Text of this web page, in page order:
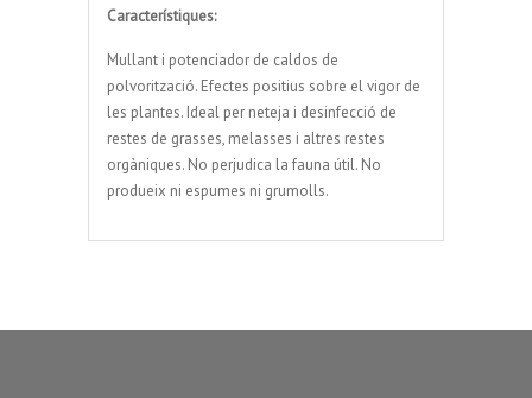
Característiques:
Mullant i potenciador de caldos de
polvorització. Efectes positius sobre el vigor de
les plantes. Ideal per neteja i desinfecció de
restes de grasses, melasses i altres restes
orgàniques. No perjudica la fauna útil. No
produeix ni espumes ni grumolls.